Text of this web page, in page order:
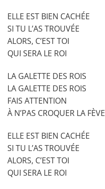
ELLE EST BIEN CACHÉE
SI TU L’AS TROUVÉE
ALORS, C’EST TOI
QUI SERA LE ROI
LA GALETTE DES ROIS
LA GALETTE DES ROIS
FAIS ATTENTION
À N’PAS CROQUER LA FÈVE
ELLE EST BIEN CACHÉE
SI TU L’AS TROUVÉE
ALORS, C’EST TOI
QUI SERA LE ROI